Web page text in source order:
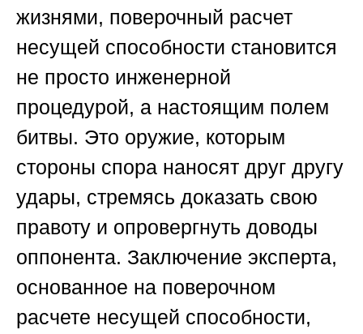
жизнями, поверочный расчет
несущей способности становится
не просто инженерной
процедурой, а настоящим полем
битвы. Это оружие, которым
стороны спора наносят друг другу
удары, стремясь доказать свою
правоту и опровергнуть доводы
оппонента. Заключение эксперта,
основанное на поверочном
расчете несущей способности,